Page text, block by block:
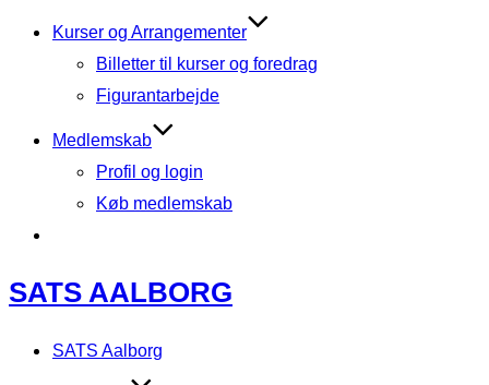
Kurser og Arrangementer
Billetter til kurser og foredrag
Figurantarbejde
Medlemskab
Profil og login
Køb medlemskab
Skip
to
content
SATS AALBORG
SATS Aalborg